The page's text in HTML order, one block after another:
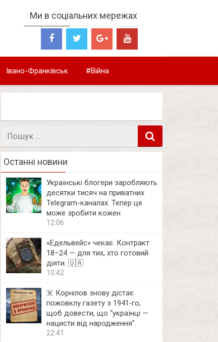
Ми в соціальних мережах
Івано-Франківськ #Війна
Останні новини
Українські блогери заробляють
десятки тисяч на приватних
Telegram-каналах. Тепер це
може зробити кожен
12:06
«Едельвейс» чекає. Контракт
18–24 — для тих, хто готовий
діяти. 🇺🇦
10:42
☠️ Корнілов знову дістає
пожовклу газету з 1941‑го,
щоб довести, що “українці —
нацисти від народження”.
22:41